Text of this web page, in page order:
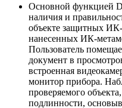
Основной функцией
наличия и
объекте защитных
нанесенных ИК-
Пользователь
документ в
встроенная
монитор прибора.
проверяемого
подлинности,